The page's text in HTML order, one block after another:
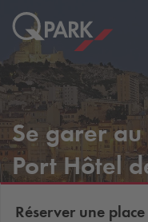
Se garer
Port Hôtel
Réserver une place